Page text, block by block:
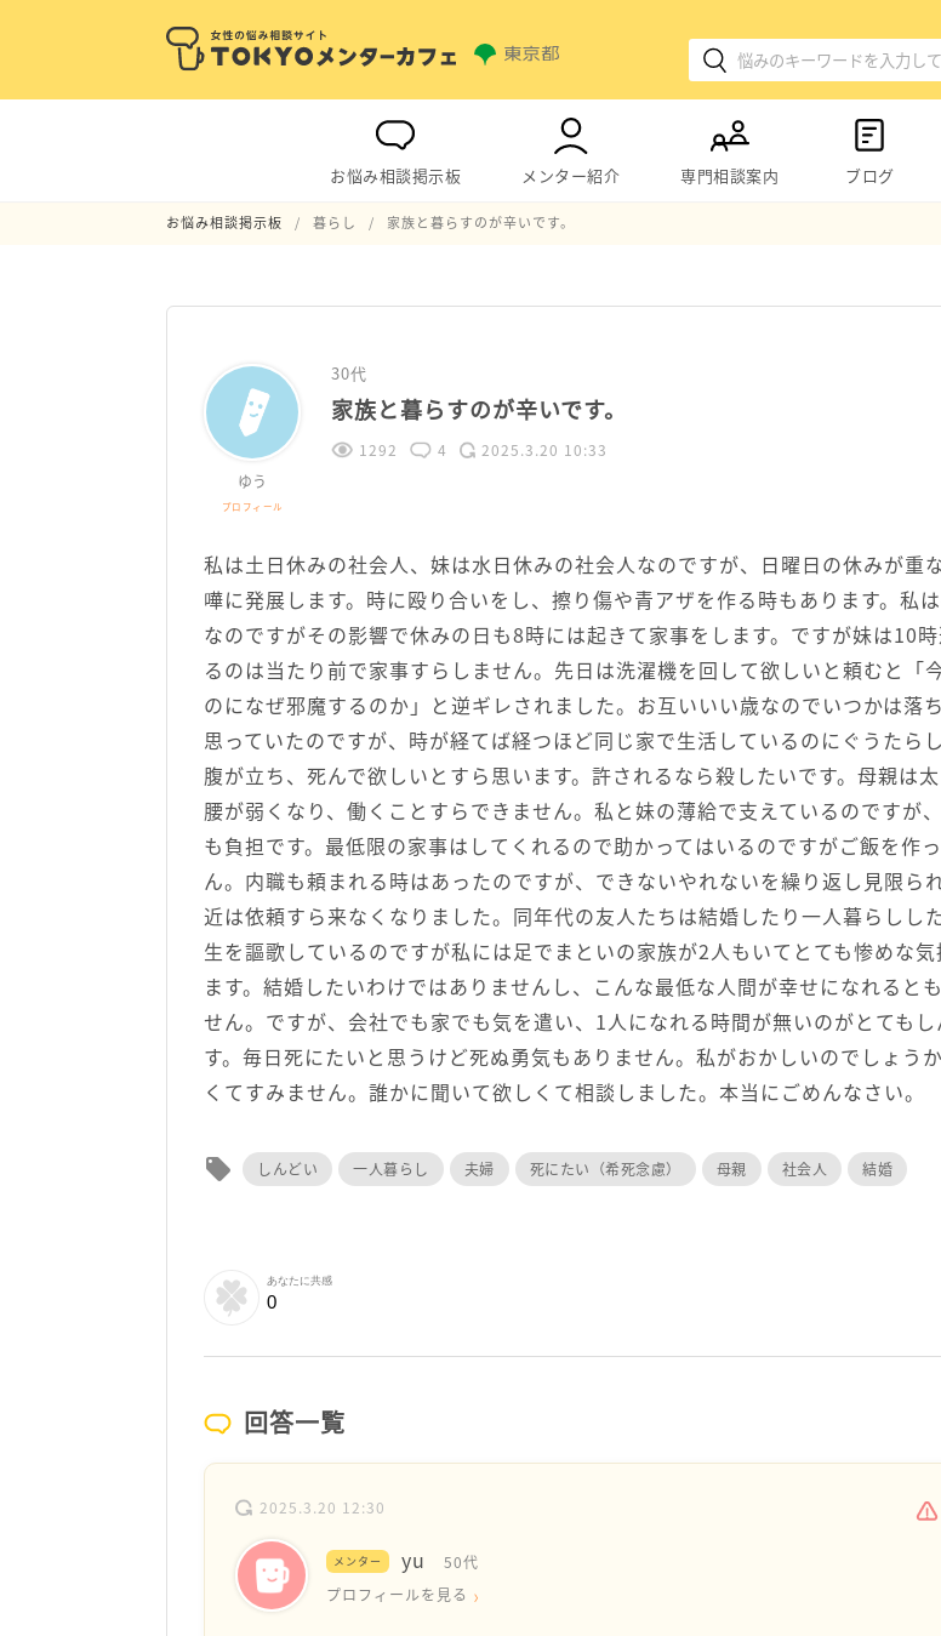
お悩み相談掲示板 メンター紹介 専門相談案内 ブログ
お悩み相談掲示板 暮らし 家族と暮らすのが辛いです。
ゆう
プロフィール
30代
家族と暮らすのが辛いです。
1292 4 2025.3.20 10:33
私は土日休みの社会人、妹は水日休みの社会人なのですが、日曜日の休みが重
嘩に発展します。時に殴り合いをし、擦り傷や青アザを作る時もあります。私
なのですがその影響で休みの日も8時には起きて家事をします。ですが妹は10
るのは当たり前で家事すらしません。先日は洗濯機を回して欲しいと頼むと「
のになぜ邪魔するのか」と逆ギレされました。お互いいい歳なのでいつかは落
思っていたのですが、時が経てば経つほど同じ家で生活しているのにぐうたら
腹が立ち、死んで欲しいとすら思います。許されるなら殺したいです。母親は
腰が弱くなり、働くことすらできません。私と妹の薄給で支えているのですが
も負担です。最低限の家事はしてくれるので助かってはいるのですがご飯を作
ん。内職も頼まれる時はあったのですが、できないやれないを繰り返し見限ら
近は依頼すら来なくなりました。同年代の友人たちは結婚したり一人暮らしし
生を謳歌しているのですが私には足でまといの家族が2人もいてとても惨めな気
ます。結婚したいわけではありませんし、こんな最低な人間が幸せになれると
せん。ですが、会社でも家でも気を遣い、1人になれる時間が無いのがとてもし
す。毎日死にたいと思うけど死ぬ勇気もありません。私がおかしいのでしょう
くてすみません。誰かに聞いて欲しくて相談しました。本当にごめんなさい。
local_offer しんどい 一人暮らし 夫婦 死にたい（希死念慮） 母親 社会人 結婚
あなたに共感
0
回答一覧
2025.3.20 12:30
メンター yu
50代
プロフィールを見る